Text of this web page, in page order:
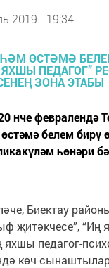
2019 - 19:34
нче февралендә
белем бирү
һөнәри
Биектау
җитәкчесе”, “Иң
педагог-
көч